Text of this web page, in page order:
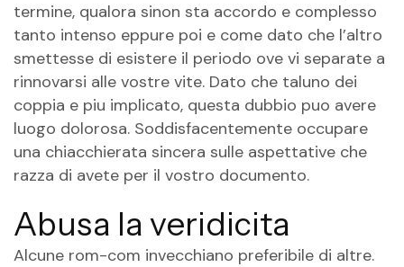
termine, qualora sinon sta accordo e complesso
tanto intenso eppure poi e come dato che l’altro
smettesse di esistere il periodo ove vi separate a
rinnovarsi alle vostre vite. Dato che taluno dei
coppia e piu implicato, questa dubbio puo avere
luogo dolorosa. Soddisfacentemente occupare
una chiacchierata sincera sulle aspettative che
razza di avete per il vostro documento.
Abusa la veridicita
Alcune rom-com invecchiano preferibile di altre.